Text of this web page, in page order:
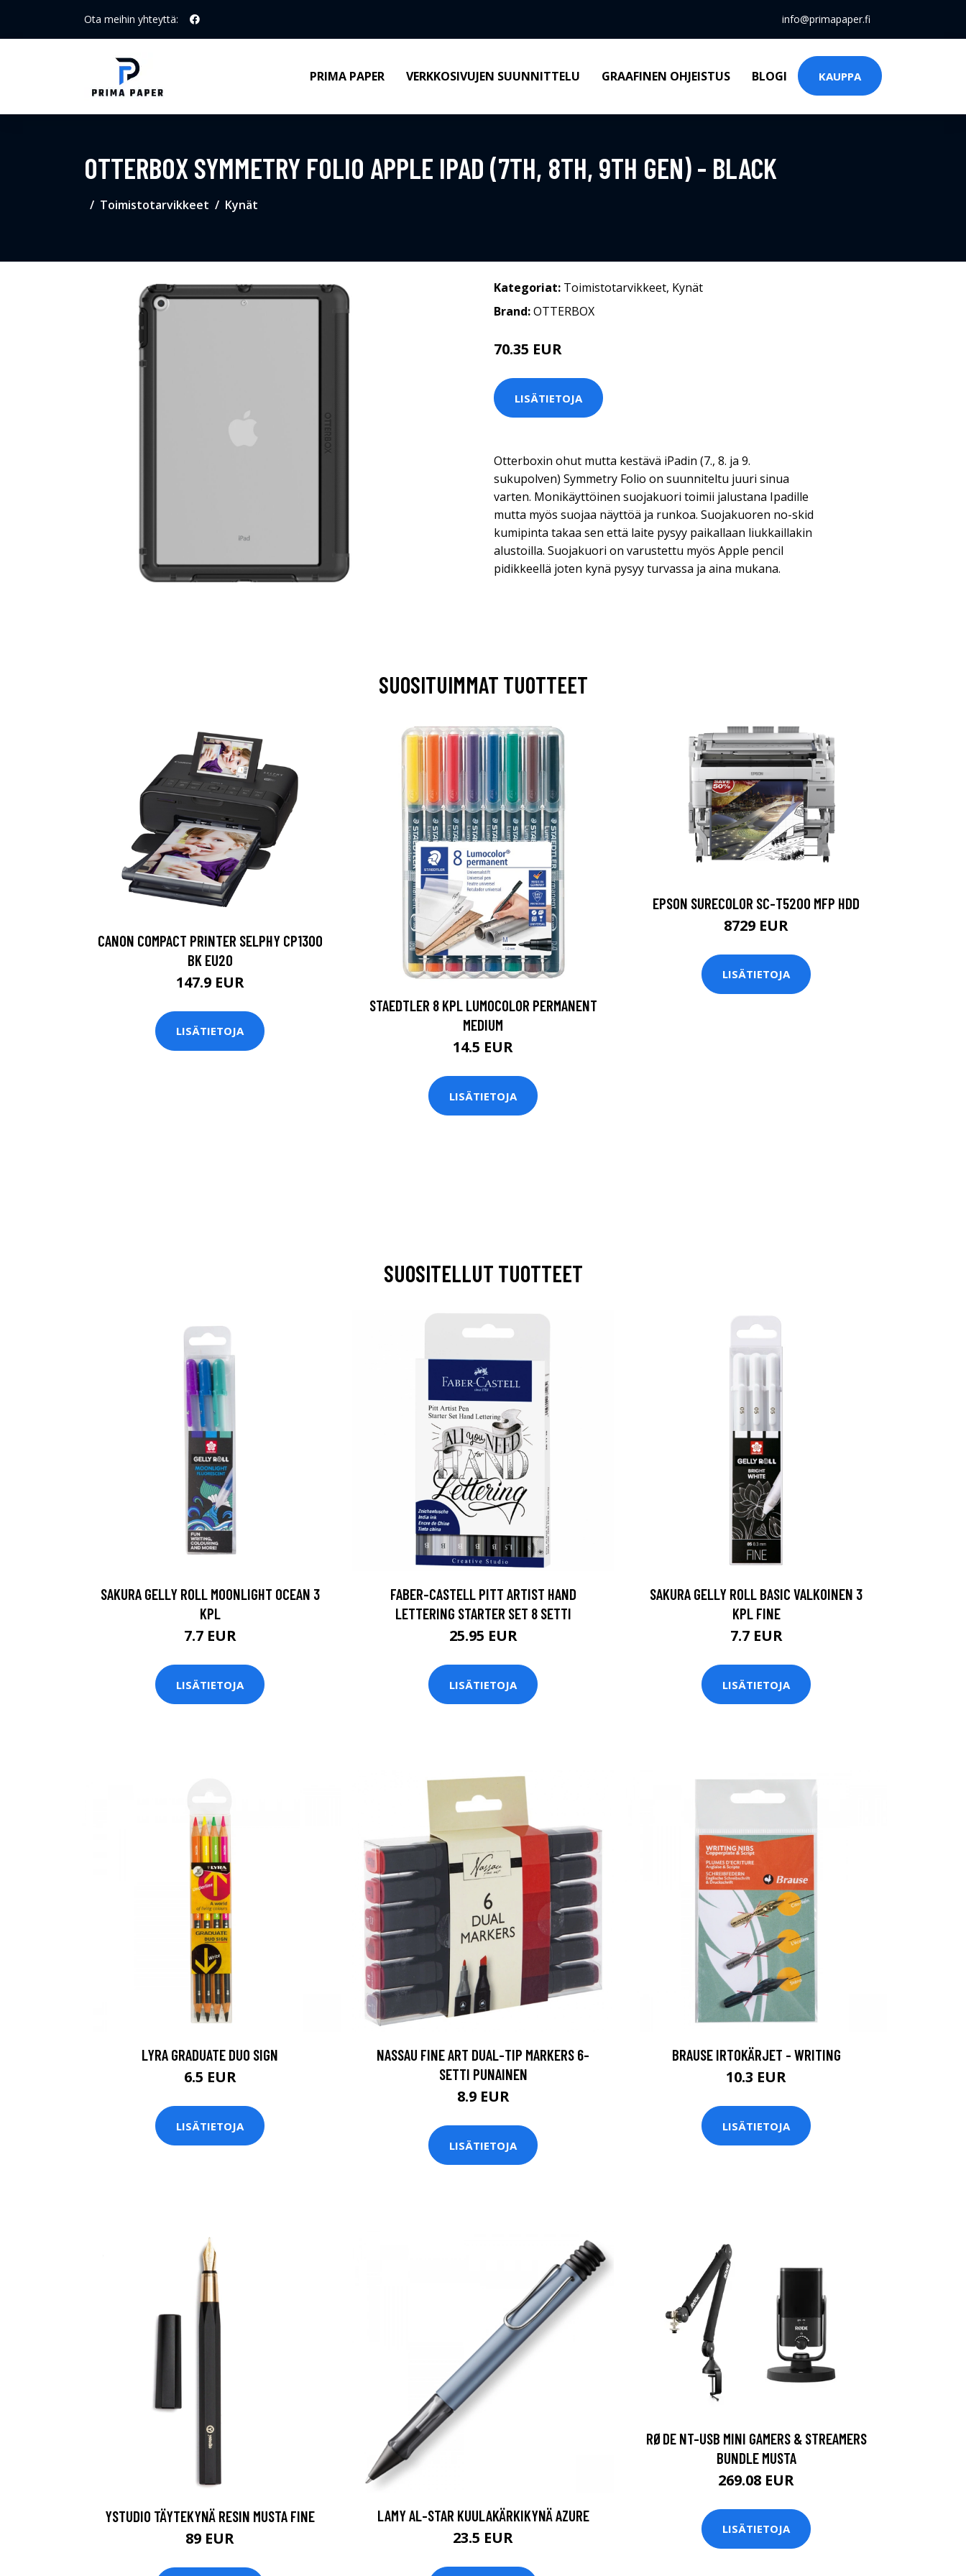
Ota meihin yhteyttä: info@primapaper.fi
PRIMA PAPER VERKKOSIVUJEN SUUNNITTELU GRAAFINEN OHJEISTUS BLOGI KAUPPA
OTTERBOX SYMMETRY FOLIO APPLE IPAD (7TH, 8TH, 9TH GEN) - BLACK
Toimistotarvikkeet Kynät
Kategoriat: Toimistotarvikkeet, Kynät
Brand:OTTERBOX
70.35 EUR
LISÄTIETOJA
Otterboxin ohut mutta kestävä iPadin (7., 8. ja 9.
sukupolven) Symmetry Folio on suunniteltu juuri sinua
varten. Monikäyttöinen suojakuori toimii jalustana Ipadille
mutta myös suojaa näyttöä ja runkoa. Suojakuoren no-skid
kumipinta takaa sen että laite pysyy paikallaan liukkaillakin
alustoilla. Suojakuori on varustettu myös Apple pencil
pidikkeellä joten kynä pysyy turvassa ja aina mukana.
SUOSITUIMMAT TUOTTEET
CANON COMPACT PRINTER SELPHY CP1300
BK EU20
147.9 EUR
LISÄTIETOJA
STAEDTLER 8 KPL LUMOCOLOR PERMANENT
MEDIUM
14.5 EUR
LISÄTIETOJA
EPSON SURECOLOR SC-T5200 MFP HDD
8729 EUR
LISÄTIETOJA
SUOSITELLUT TUOTTEET
SAKURA GELLY ROLL MOONLIGHT OCEAN 3
KPL
7.7 EUR
LISÄTIETOJA
FABER-CASTELL PITT ARTIST HAND
LETTERING STARTER SET 8 SETTI
25.95 EUR
LISÄTIETOJA
SAKURA GELLY ROLL BASIC VALKOINEN 3
KPL FINE
7.7 EUR
LISÄTIETOJA
LYRA GRADUATE DUO SIGN
6.5 EUR
LISÄTIETOJA
NASSAU FINE ART DUAL-TIP MARKERS 6-
SETTI PUNAINEN
8.9 EUR
LISÄTIETOJA
BRAUSE IRTOKÄRJET - WRITING
10.3 EUR
LISÄTIETOJA
YSTUDIO TÄYTEKYNÄ RESIN MUSTA FINE
89 EUR
LAMY AL-STAR KUULAKÄRKIKYNÄ AZURE
23.5 EUR
RØDE NT-USB MINI GAMERS & STREAMERS
BUNDLE MUSTA
269.08 EUR
LISÄTIETOJA